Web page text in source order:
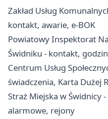
Zakład Usług
kontakt, awarie, e-BOK
Powiatowy Inspektorat
Świdniku - kontakt,
Centrum Usług
świadczenia, Karta Dużej
Straż Miejska w Świdnicy
alarmowe, rejony